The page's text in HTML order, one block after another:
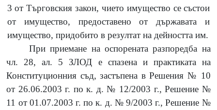
3 от Търговския закон, чието имущество се състои
от имущество, предоставено от държавата и
имущество, придобито в резултат на дейността им.
При приемане на оспорената разпоредба на
чл. 28, ал. 5 ЗЛОД е спазена и практиката на
Конституционния съд, застъпена в Решения № 10
от 26.06.2003 г. по к. д. № 12/2003 г., Решение №
11 от 01.07.2003 г. по к. д. № 9/2003 г., Решение №